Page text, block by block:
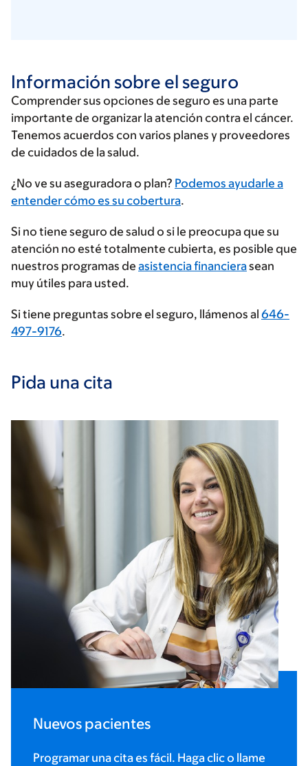
Información sobre el seguro
Comprender sus opciones de seguro es una parte
importante de organizar la atención contra el cáncer.
Tenemos acuerdos con varios planes y proveedores
de cuidados de la salud.
Ingrese
su
de
seguros
¿No ve su aseguradora o plan? Podemos ayudarle a
entender cómo es su cobertura.
Si no tiene seguro de salud o si le preocupa que su
atención no esté totalmente cubierta, es posible que
nuestros programas de asistencia financierasean
muy útiles para usted.
Si tiene preguntas sobre el seguro, llámenos al 646-
497-9176.
Pida una cita
Nuevos pacientes
Programar una cita es fácil. Haga clic o llame